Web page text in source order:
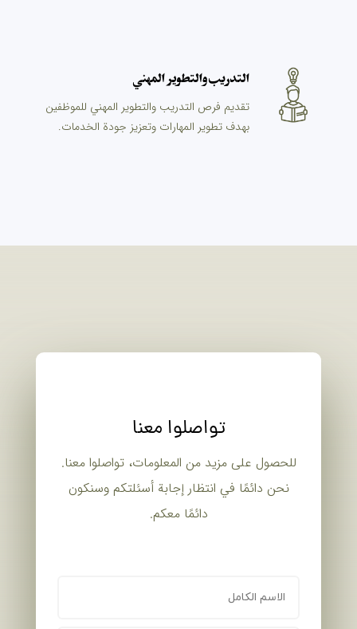
التدريب والتطوير المهني
تقديم فرص التدريب والتطوير المهني للموظفين
بهدف تطوير المهارات وتعزيز جودة الخدمات.
تواصلوا معنا
للحصول على مزيد من المعلومات، تواصلوا معنا.
نحن دائمًا في انتظار إجابة أسئلتكم وسنكون
دائمًا معكم.